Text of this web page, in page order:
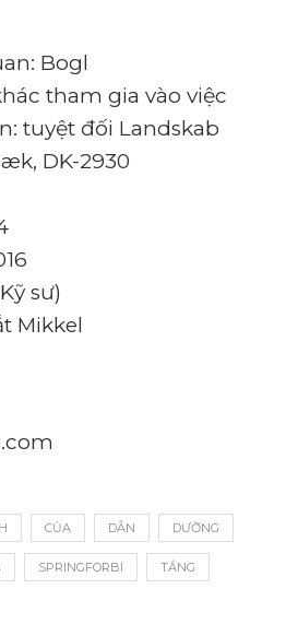
Bogl
tham gia vào việc
tuyệt đối Landskab
DK-2930
sư)
Mikkel
CỦA DẪN DƯỠNG
SPRINGFORBI TẦNG